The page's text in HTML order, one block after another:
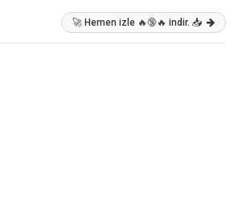
🚀 Hemen izle 🔥🔞🔥 indir. 📥